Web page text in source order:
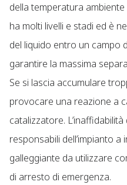
della temperatura
ha molti livelli e stadi ed è
del liquido entro un campo
garantire la massima
Se si lascia accumulare
provocare una reazione a
catalizzatore.
responsabili dell’impianto
galleggiante da utilizzare
di arresto di emergenza.